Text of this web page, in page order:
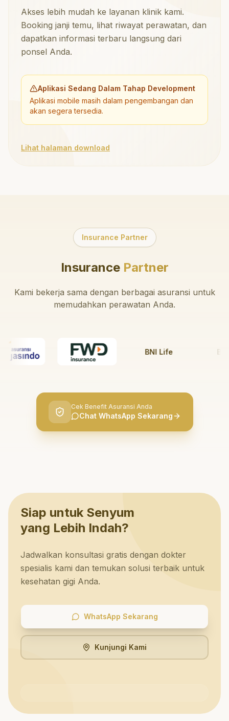
Akses lebih mudah ke layanan klinik kami.
Booking janji temu, lihat riwayat perawatan, dan
dapatkan informasi terbaru langsung dari
ponsel Anda.
Aplikasi Sedang Dalam Tahap Development
Aplikasi mobile masih dalam pengembangan dan
akan segera tersedia.
Lihat halaman download
Insurance Partner
InsurancePartner
Kami bekerja sama dengan berbagai asuransi untuk
memudahkan perawatan Anda.
BNI Life BRI
Cek Benefit Asuransi Anda
Chat WhatsApp Sekarang
Siap untuk Senyum
yang Lebih Indah?
Jadwalkan konsultasi gratis dengan dokter
spesialis kami dan temukan solusi terbaik untuk
kesehatan gigi Anda.
WhatsApp Sekarang
Kunjungi Kami